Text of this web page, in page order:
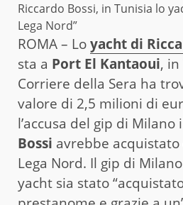
Riccardo Bossi, in Tunisia lo
Lega Nord”
ROMA – Loyacht di
sta a Port El Kantaoui, in
Corriere della Sera ha
valore di 2,5 milioni di
l’accusa del gip di Milano
Bossi avrebbe
Lega Nord. Il gip di
yacht sia stato